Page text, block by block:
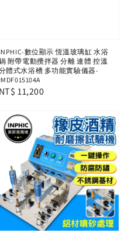
INPHIC-數位顯示 恆溫玻璃缸 水浴
附帶電動攪拌器 分離 連體 控溫
體式水浴槽 多功能實驗儀器-
IMDF015104A
Regular
NT$ 11,200